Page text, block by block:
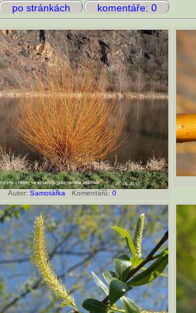
po stránkách komentáře: 0
Autor: Samotářka Komentářů: 0